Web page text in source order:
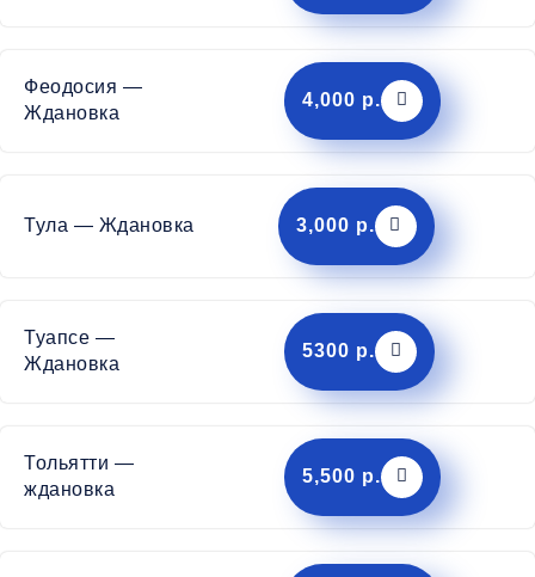
Феодосия —
Ждановка
4,000 р.
Тула — Ждановка 3,000 р.
Туапсе —
Ждановка
5300 р.
Тольятти —
ждановка
5,500 р.